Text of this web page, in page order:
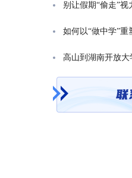
别让假期“偷走”视
如何以“做中学”